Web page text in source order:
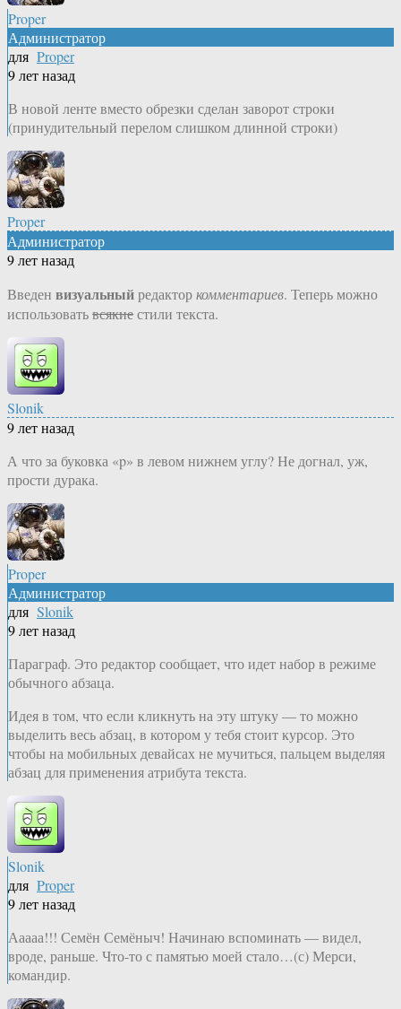
Proper
Администратор
для Proper
9 лет назад
В новой ленте вместо обрезки сделан заворот строки
(принудительный перелом слишком длинной строки)
Proper
Администратор
9 лет назад
Введен визуальныйредакторкомментариев. Теперь можно
использоватьвсякиестили текста.
Slonik
9 лет назад
А что за буковка «p» в левом нижнем углу? Не догнал, уж,
прости дурака.
Proper
Администратор
для Slonik
9 лет назад
Параграф. Это редактор сообщает, что идет набор в режиме
обычного абзаца.
Идея в том, что если кликнуть на эту штуку — то можно
выделить весь абзац, в котором у тебя стоит курсор. Это
чтобы на мобильных девайсах не мучиться, пальцем выделяя
абзац для применения атрибута текста.
Slonik
для Proper
9 лет назад
Ааааа!!! Семён Семёныч! Начинаю вспоминать — видел,
вроде, раньше. Что-то с памятью моей стало…(с) Мерси,
командир.